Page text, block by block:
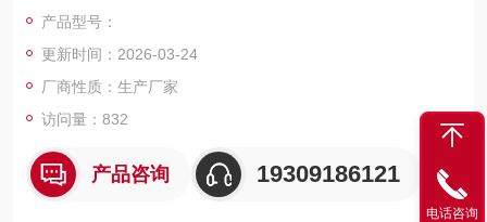
仪器具有7寸液晶触摸屏、上下限报警、数字及模拟输出等功能，
同时可根据客户要求及工况的复杂程度选用不同分析原理，如顺
磁、激光，并提供具性价比的解决方案。
产品型号：
更新时间：2026-03-24
厂商性质：生产厂家
访问量：832
产品咨询 19309186121
电话咨询